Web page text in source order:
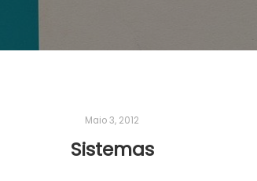
Maio 3, 2012
Sistemas